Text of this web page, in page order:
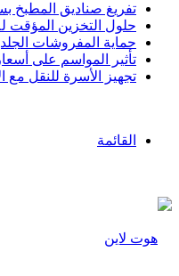
تفريغ صناديق المطبخ
حلول التخزين المؤقت
حماية المفروشات
تأثير المواسم على
تجهيز الأسرة للنقل
القائمة